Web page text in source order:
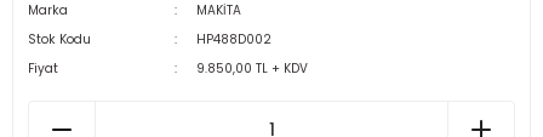
Marka
MAKİTA
Stok Kodu
HP488D002
Fiyat
9.850,00 TL + KDV